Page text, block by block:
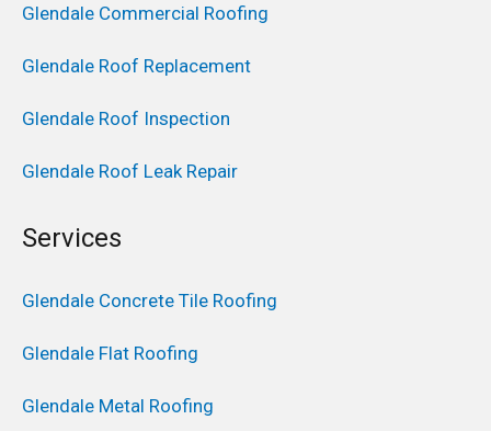
Glendale Commercial Roofing
Glendale Roof Replacement
Glendale Roof Inspection
Glendale Roof Leak Repair
Services
Glendale Concrete Tile Roofing
Glendale Flat Roofing
Glendale Metal Roofing